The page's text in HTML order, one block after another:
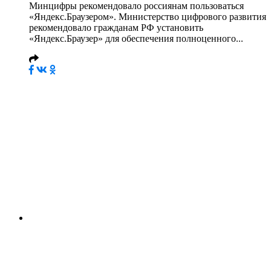
Минцифры рекомендовало россиянам пользоваться
«Яндекс.Браузером». Министерство цифрового развития
рекомендовало гражданам РФ установить
«Яндекс.Браузер» для обеспечения полноценного...